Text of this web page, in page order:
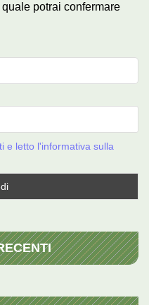
potrai confermare
e letto l'informativa sulla